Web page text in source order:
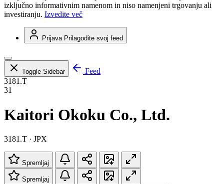
izključno informativnim namenom in niso namenjeni trgovanju ali
investiranju. Izvedite več
Prijava Prilagodite svoj feed
Toggle Sidebar
Feed
3181.T
31
Kaitori Okoku Co., Ltd.
3181.T · JPX
Spremljaj
Spremljaj